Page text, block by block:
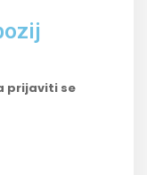
prijaviti se